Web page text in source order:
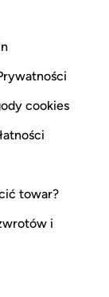
cookies
towar?
i